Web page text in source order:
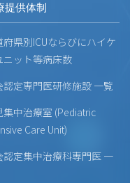
提供体制
府県別ICUならびにハイケ
ニット等病床数
認定専門医研修施設 一覧
集中治療室 (Pediatric
Care Unit)
認定集中治療科専門医 一